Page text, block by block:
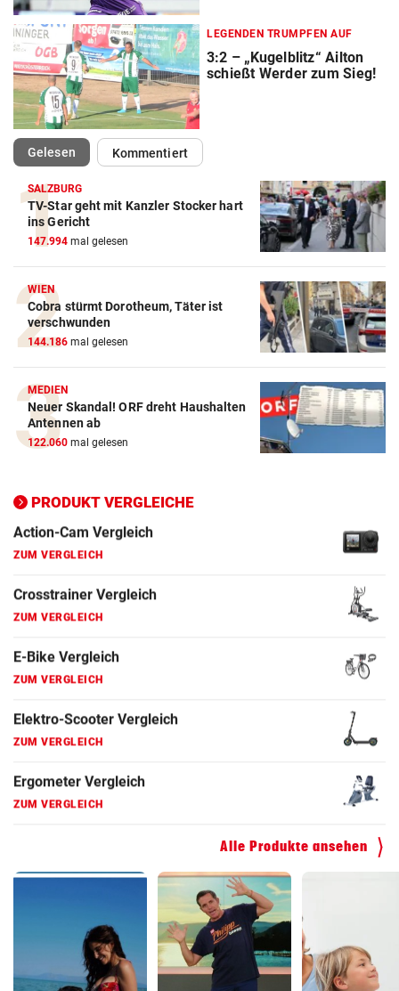
LEGENDEN TRUMPFEN AUF
3:2 – „Kugelblitz“ Ailton
schießt Werder zum Sieg!
Gelesen(ausgewählt)Kommentiert
SALZBURG
TV-Star geht mit Kanzler Stocker hart
ins Gericht
147.994 mal gelesen
WIEN
Cobra stürmt Dorotheum, Täter ist
verschwunden
144.186 mal gelesen
MEDIEN
Neuer Skandal! ORF dreht Haushalten
Antennen ab
122.060 mal gelesen
PRODUKT VERGLEICHE
Action-Cam Vergleich
ZUM VERGLEICH
Crosstrainer Vergleich
ZUM VERGLEICH
E-Bike Vergleich
Elektro-Scooter Vergleich
ZUM VERGLEICH
ZUM VERGLEICH
ZUM VERGLEICH
ZUM VERGLEICH
ZUM VERGLEICH
Kinderfahrrad Vergleich
Alle Produkte ansehen